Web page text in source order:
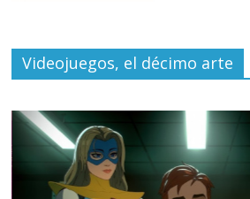
Videojuegos, el décimo arte